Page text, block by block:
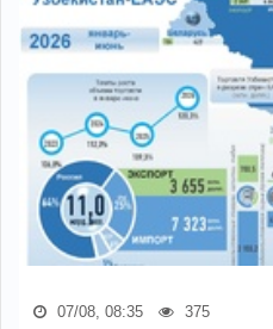
07/08, 08:35 375